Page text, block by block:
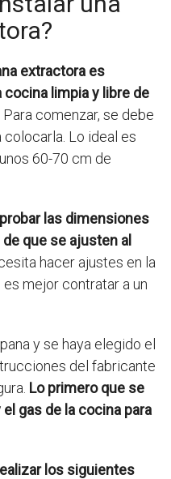
extractora es
limpia y libre de
Para comenzar, se debe
Lo ideal es
60-70 cm de
las dimensiones
que se ajusten al
hacer ajustes en la
mejor contratar a un
y se haya elegido el
del fabricante
Lo primero que se
gas de la cocina para
los siguientes